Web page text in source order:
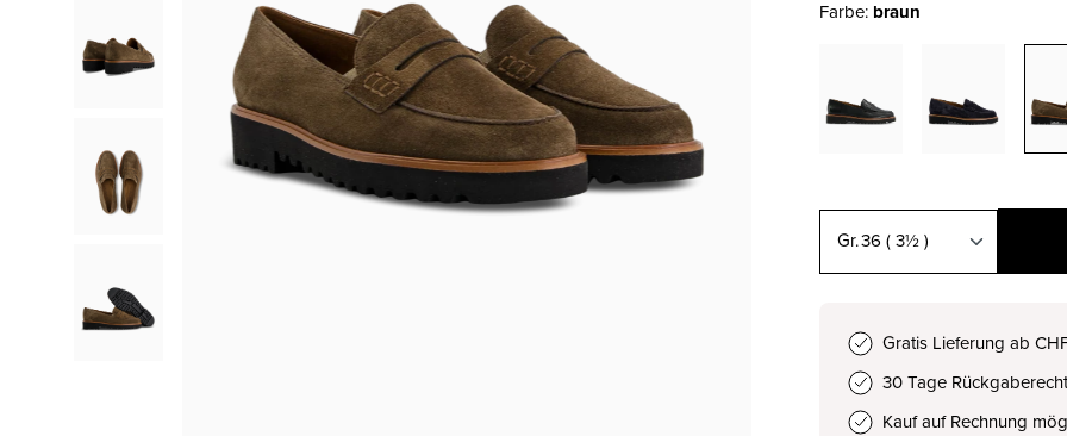
Farbe: braun
36 ( 3½ )
37 ( 4 ) CHF 189.00
Gratis Lieferung ab
30 Tage Rückgaberecht
Kauf auf Rechnung